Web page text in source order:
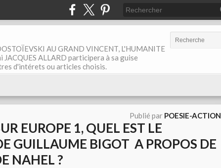
AU GRAND VINCENT, L'HUMANITE
JACQUES ALLARD participera à sa guise
d'intérets ou articles choisis.
Publié par POESIE-ACTION
EUROPE 1, QUEL EST LE
GUILLAUME BIGOT A PROPOS DE
NAHEL ?